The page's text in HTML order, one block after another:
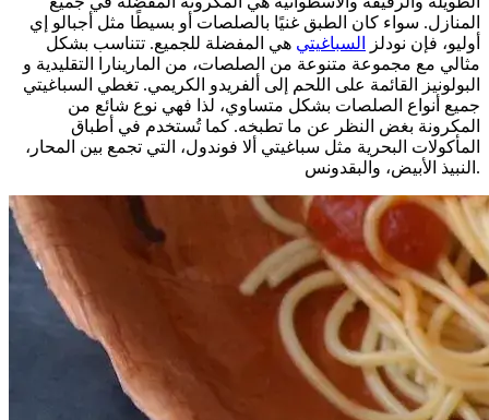
المنازل. سواء كان الطبق غنيًا بالصلصات أو بسيطًا مثل أجبالو إي
أوليو، فإن نودلز
السباغيتي هي المفضلة للجميع. تتناسب بشكل
مثالي مع مجموعة متنوعة من الصلصات، من المارينارا التقليدية و
البولونيز القائمة على اللحم إلى ألفريدو الكريمي. تغطي السباغيتي
جميع أنواع الصلصات بشكل متساوي، لذا فهي نوع شائع من
المكرونة بغض النظر عن ما تطبخه. كما تُستخدم في أطباق
المأكولات البحرية مثل سباغيتي ألا فوندول، التي تجمع بين المحار،
النبيذ الأبيض، والبقدونس.